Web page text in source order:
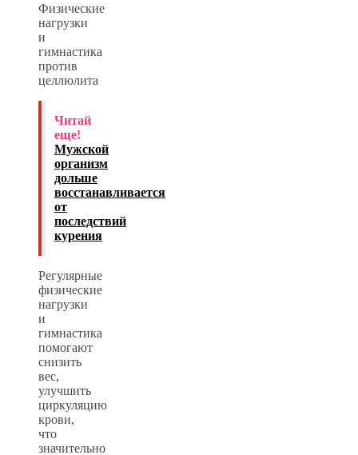
Физические
нагрузки
и
гимнастика
против
целлюлита
Читай
еще!
Мужской
организм
дольше
восстанавливается
от
последствий
курения
Регулярные
физические
нагрузки
и
гимнастика
помогают
снизить
вес,
улучшить
циркуляцию
крови,
что
значительно